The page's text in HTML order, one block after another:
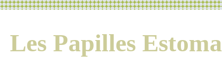
Les Papilles